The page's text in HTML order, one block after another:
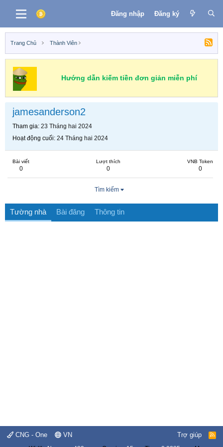
Đăng nhập Đăng ký
Trang Chủ Thành Viên
Hướng dẫn kiếm tiền đơn giản miễn phí
jamesanderson2
Tham gia 23 Tháng hai 2024
Hoạt động cuối 24 Tháng hai 2024
Bài viết
0
Lượt thích
0
VNB Token
0
Tìm kiếm
Tường nhà Bài đăng Thông tin
CNG - One VN Trợ giúp
R